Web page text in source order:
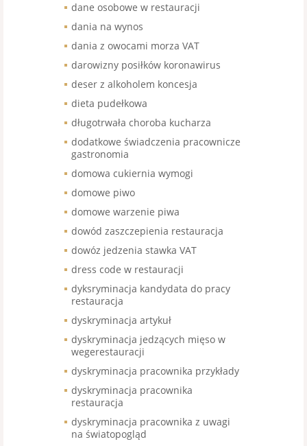
dane osobowe w restauracji
dania na wynos
dania z owocami morza VAT
darowizny posiłków koronawirus
deser z alkoholem koncesja
dieta pudełkowa
długotrwała choroba kucharza
dodatkowe świadczenia pracownicze
gastronomia
domowa cukiernia wymogi
domowe piwo
domowe warzenie piwa
dowód zaszczepienia restauracja
dowóz jedzenia stawka VAT
dress code w restauracji
dyksryminacja kandydata do pracy
restauracja
dyskryminacja artykuł
dyskryminacja jedzących mięso w
wegerestauracji
dyskryminacja pracownika przykłady
dyskryminacja pracownika
restauracja
dyskryminacja pracownika z uwagi
na światopogląd